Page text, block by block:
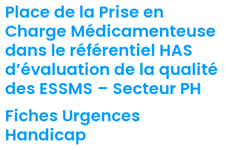
Place de la Prise en
Charge Médicamenteuse
dans le référentiel HAS
d’évaluation de la qualité
des ESSMS – Secteur PH
Fiches Urgences
Handicap